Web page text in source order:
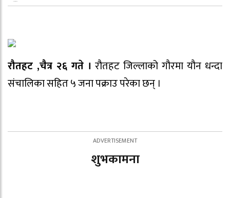
रौतहट ,चैत्र २६ गते । रौतहट जिल्लाको गौरमा यौन धन्दा
संचालिका सहित ५ जना पक्राउ परेका छन् ।
शुभकामना